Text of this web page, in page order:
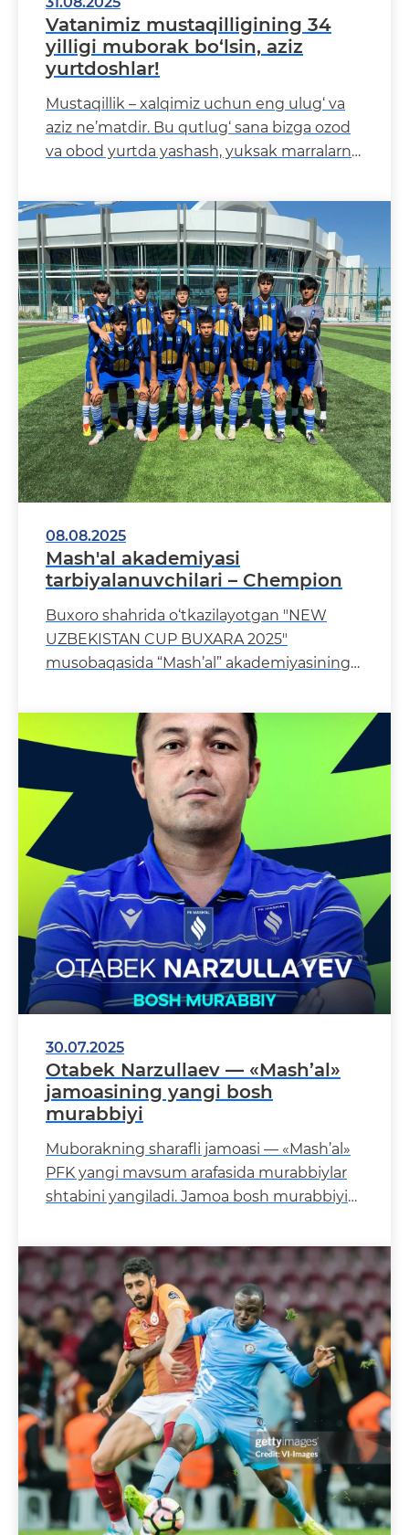
Vatanimiz mustaqilligining 34
yilligi muborak bo‘lsin, aziz
yurtdoshlar!
Mustaqillik – xalqimiz uchun eng ulug‘ va
aziz ne’matdir. Bu qutlug‘ sana bizga ozod
va obod yurtda yashash, yuksak marralarni
08.08.2025
Mash'al akademiyasi
tarbiyalanuvchilari – Chempion
Buxoro shahrida o‘tkazilayotgan "NEW
UZBEKISTAN CUP BUXARA 2025"
musobaqasida “Mash’al” akademiyasining
30.07.2025
Otabek Narzullaev — «Mash’al»
jamoasining yangi bosh
murabbiyi
Muborakning sharafli jamoasi — «Mash’al»
PFK yangi mavsum arafasida murabbiylar
shtabini yangiladi. Jamoa bosh murabbiyi